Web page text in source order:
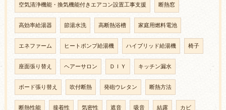
空気清浄機能・換気機能付きエアコン設置工事支援 断熱窓
高効率給湯器 節湯水洗 高断熱浴槽 家庭用燃料電池
エネファーム ヒートポンプ給湯機 ハイブリッド給湯機 椅子
座面張り替え ヘアーサロン ＤＩＹ キッチン漏水
ボード張り替え 吹付断熱 発砲ウレタン 断熱方法
断熱性能 接着性 気密性 遮音 吸音 結露 カビ